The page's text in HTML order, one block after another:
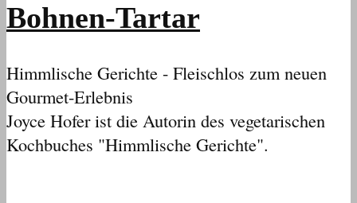
Bohnen-Tartar
Himmlische Gerichte - Fleischlos zum neuen
Gourmet-Erlebnis
Joyce Hofer ist die Autorin des vegetarischen
Kochbuches "Himmlische Gerichte".